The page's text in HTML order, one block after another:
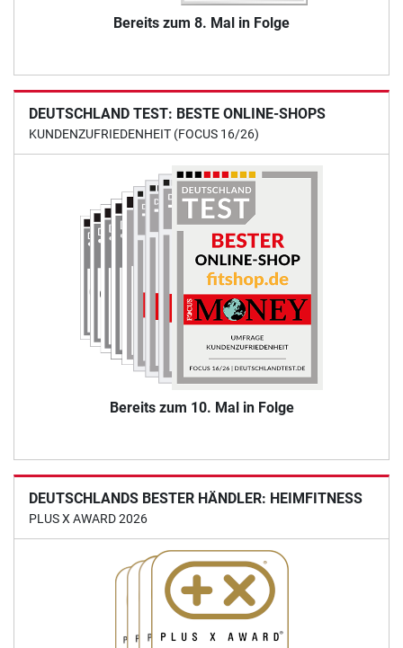
Bereits zum 8. Mal in Folge
DEUTSCHLAND TEST: BESTE ONLINE-SHOPS
KUNDENZUFRIEDENHEIT (FOCUS 16/26)
Bereits zum 10. Mal in Folge
DEUTSCHLANDS BESTER HÄNDLER: HEIMFITNESS
PLUS X AWARD 2026